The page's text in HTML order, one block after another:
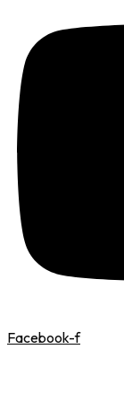
Facebook-f